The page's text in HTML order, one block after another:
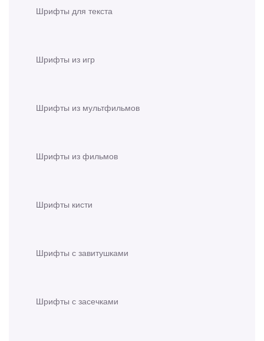
Шрифты для текста
Шрифты из игр
Шрифты из мультфильмов
Шрифты из фильмов
Шрифты кисти
Шрифты с завитушками
Шрифты с засечками